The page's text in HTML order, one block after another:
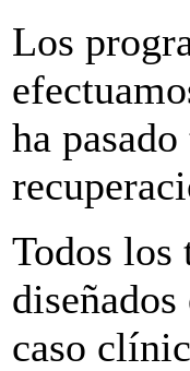
Los
ha
Todos los
caso